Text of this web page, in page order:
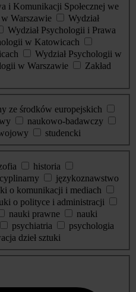
i Komunikacji Społecznej we
Warszawie
Wydział
Wydział Psychologii i Prawa
w Katowicach
Wydział Psychologii w
w Warszawie
Zakład
ze środków europejskich
naukowo-badawczy
studencki
historia
językoznawstwo
o komunikacji i mediach
o polityce i administracji
nauki prawne
nauki
psychiatria
psychologia
dzieł sztuki